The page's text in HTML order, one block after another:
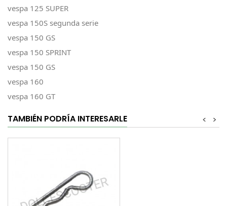
vespa 125 SUPER
vespa 150S segunda serie
vespa 150 GS
vespa 150 SPRINT
vespa 150 GS
vespa 160
vespa 160 GT
TAMBIÉN PODRÍA INTERESARLE >
<